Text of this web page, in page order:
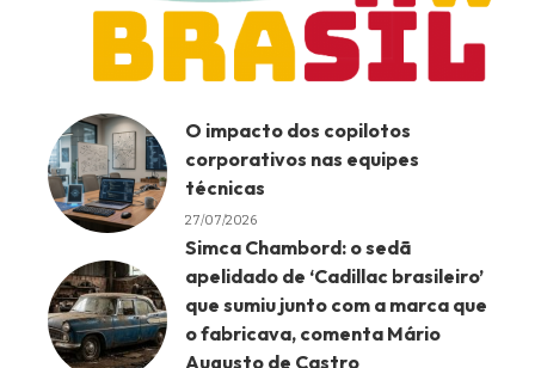
O impacto dos copilotos
corporativos nas equipes
técnicas
27/07/2026
Simca Chambord: o sedã
apelidado de ‘Cadillac brasileiro’
que sumiu junto com a marca que
o fabricava, comenta Mário
Augusto de Castro